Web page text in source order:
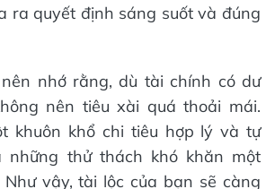
ra quyết định sáng suốt và đúng
nên nhớ rằng, dù tài chính có dư
nên tiêu xài quá thoải mái.
khuôn khổ chi tiêu hợp lý và tự
những thử thách khó khăn một
vậy, tài lộc của bạn sẽ càng